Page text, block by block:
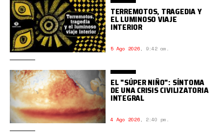
TERREMOTOS, TRAGEDIA Y
EL LUMINOSO VIAJE
INTERIOR
5 Ago 2026, 9:42 am.
EL "SÚPER NIÑO": SÍNTOMA
DE UNA CRISIS CIVILIZATORIA
INTEGRAL
4 Ago 2026, 2:40 pm.